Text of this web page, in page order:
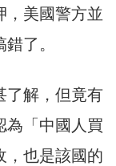
，美國警方並
了。
了解，但竟有
為「中國人買
，也是該國的